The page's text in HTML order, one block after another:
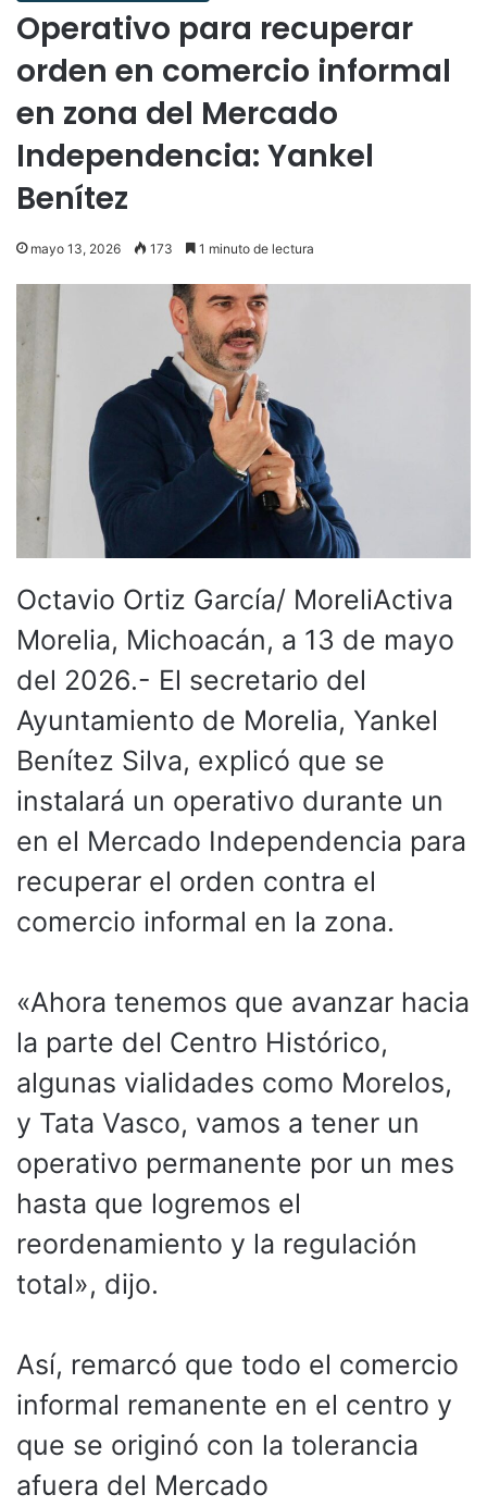
Operativo para recuperar
orden en comercio informal
en zona del Mercado
Independencia: Yankel
Benítez
mayo 13, 2026 173 1 minuto de lectura
Octavio Ortiz García/ MoreliActiva
Morelia, Michoacán, a 13 de mayo
del 2026.- El secretario del
Ayuntamiento de Morelia, Yankel
Benítez Silva, explicó que se
instalará un operativo durante un
en el Mercado Independencia para
recuperar el orden contra el
comercio informal en la zona.
«Ahora tenemos que avanzar hacia
la parte del Centro Histórico,
algunas vialidades como Morelos,
y Tata Vasco, vamos a tener un
operativo permanente por un mes
hasta que logremos el
reordenamiento y la regulación
total», dijo.
Así, remarcó que todo el comercio
informal remanente en el centro y
que se originó con la tolerancia
afuera del Mercado